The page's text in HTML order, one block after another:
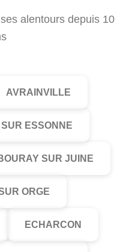
alentours depuis 10
AVRAINVILLE
ESSONNE
SUR JUINE
ORGE
ECHARCON